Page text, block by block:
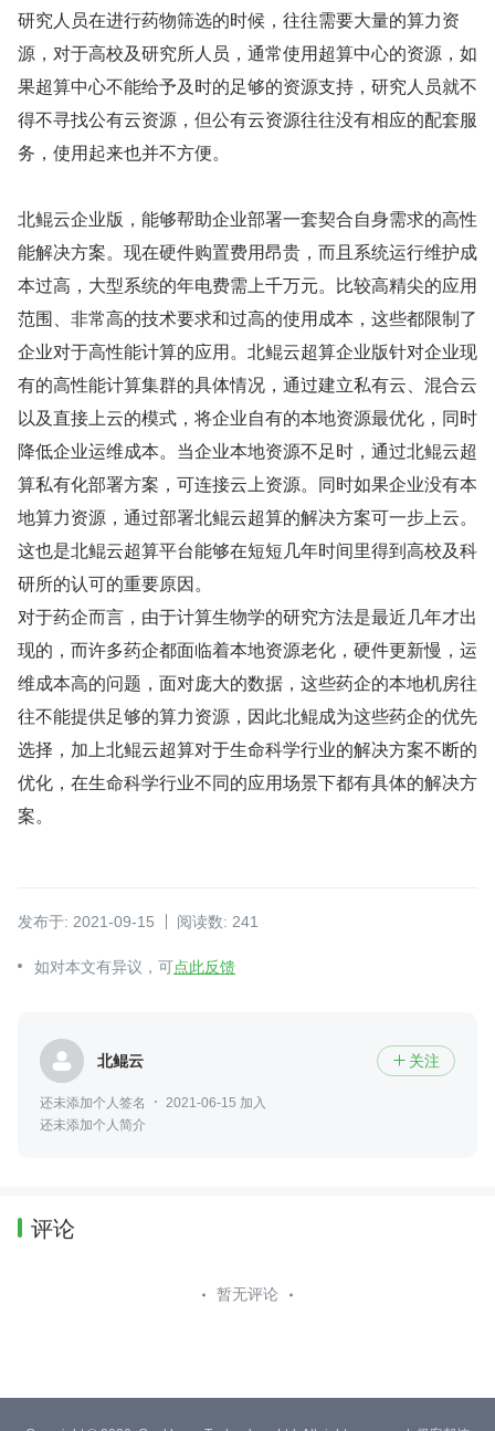
研究人员在进行药物筛选的时候，往往需要大量的算力资
源，对于高校及研究所人员，通常使用超算中心的资源，如
果超算中心不能给予及时的足够的资源支持，研究人员就不
得不寻找公有云资源，但公有云资源往往没有相应的配套服
务，使用起来也并不方便。
北鲲云企业版，能够帮助企业部署一套契合自身需求的高性
能解决方案。现在硬件购置费用昂贵，而且系统运行维护成
本过高，大型系统的年电费需上千万元。比较高精尖的应用
范围、非常高的技术要求和过高的使用成本，这些都限制了
企业对于高性能计算的应用。北鲲云超算企业版针对企业现
有的高性能计算集群的具体情况，通过建立私有云、混合云
以及直接上云的模式，将企业自有的本地资源最优化，同时
降低企业运维成本。当企业本地资源不足时，通过北鲲云超
算私有化部署方案，可连接云上资源。同时如果企业没有本
地算力资源，通过部署北鲲云超算的解决方案可一步上云。
这也是北鲲云超算平台能够在短短几年时间里得到高校及科
研所的认可的重要原因。
对于药企而言，由于计算生物学的研究方法是最近几年才出
现的，而许多药企都面临着本地资源老化，硬件更新慢，运
维成本高的问题，面对庞大的数据，这些药企的本地机房往
往不能提供足够的算力资源，因此北鲲成为这些药企的优先
选择，加上北鲲云超算对于生命科学行业的解决方案不断的
优化，在生命科学行业不同的应用场景下都有具体的解决方
案。
发布于: 2021-09-15 阅读数: 241
如对本文有异议，可点此反馈
北鲲云  关注
还未添加个人签名
2021-06-15 加入
还未添加个人简介
评论
暂无评论